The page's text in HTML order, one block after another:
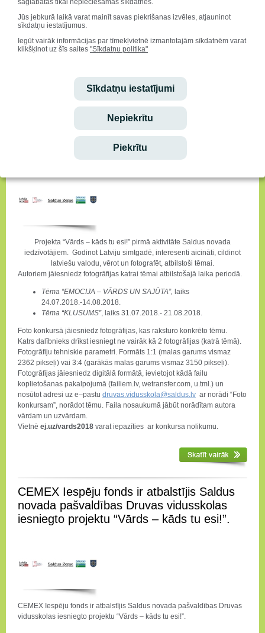
Jūs jebkurā laikā varat mainīt savas piekrišanas izvēles, atjauninot
sīkdatņu iestatījumus.
Iegūt vairāk informācijas par tīmekļvietnē izmantotajām sīkdatnēm varat
klikšķinot uz šīs saites "Sīkdatņu politika"
Sīkdatņu iestatījumi
Nepiekrītu
Piekrītu
Saldus novada pašvaldības Druvas vidusskola
Projekts „Vārds – kāds tu esi!”
konkurss "
Vārds ceļ spārnos!
Godinot Latviju simtgadē un cildinot latviešu valodu, aicinām Tevi,
izstāstīt savu stāstu, kā vārds ir devis spārnus dzīvei. Skat. konkursa
Projekta “Vārds – kāds tu esi!”
fotokonkurss "Un vārds tapa bilde"
Projekta “Vārds – kāds tu esi!” pirmā aktivitāte Saldus novada
iedzīvotājiem. Godinot Latviju simtgadē, interesenti aicināti, cildinot
latviešu valodu, vērot un fotografēt, atbilstoši tēmai.
Autoriem jāiesniedz fotogrāfijas katrai tēmai atbilstošajā laika periodā.
Tēma “EMOCIJA – VĀRDS UN SAJŪTA”, laiks
24.07.2018.-14.08.2018.
Tēma “KLUSUMS”, laiks 31.07.2018.- 21.08.2018.
Foto konkursā jāiesniedz fotogrāfijas, kas raksturo konkrēto tēmu.
Katrs dalībnieks drīkst iesniegt ne vairāk kā 2 fotogrāfijas (katrā tēmā).
Fotogrāfiju tehniskie parametri. Formāts 1:1 (malas garums vismaz
2362 pikseļi) vai 3:4 (garākās malas garums vismaz 3150 pikseļi).
Fotogrāfijas jāiesniedz digitālā formātā, ievietojot kādā failu
koplietošanas pakalpojumā (failiem.lv, wetransfer.com, u.tml.) un
nosūtot adresi uz e–pastu druvas.vidusskola@saldus.lv ar norādi “Foto
konkursam”, norādot tēmu. Faila nosaukumā jābūt norādītam autora
vārdam un uzvārdam.
Vietnē ej.uz/vards2018 varat iepazīties ar konkursa nolikumu.
CEMEX Iespēju fonds ir atbalstījis Saldus
novada pašvaldības Druvas vidusskolas
iesniegto projektu “Vārds – kāds tu esi!”.
CEMEX Iespēju fonds ir atbalstījis Saldus novada pašvaldības Druvas
vidusskolas iesniegto projektu “Vārds – kāds tu esi!”.